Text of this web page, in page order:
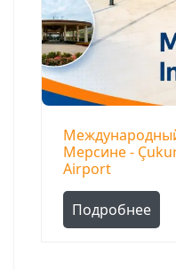
Мерсине -
Airport
Подробнее